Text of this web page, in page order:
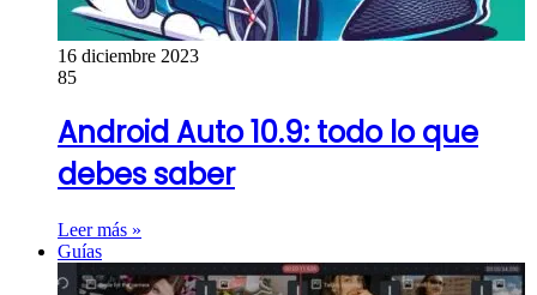
16 diciembre 2023
85
Android Auto 10.9: todo lo que
debes saber
Leer más »
Guías